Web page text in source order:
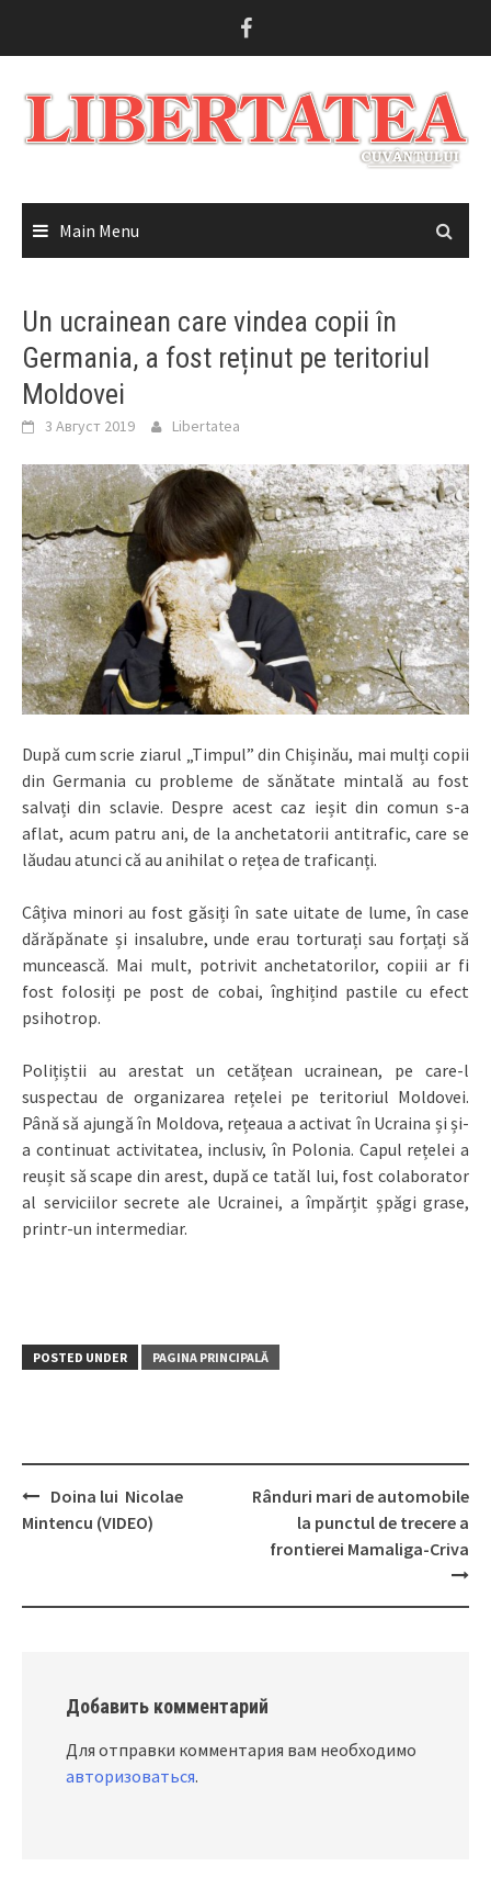
Main Menu
Un ucrainean care vindea copii în
Germania, a fost reținut pe teritoriul
Moldovei
3 Август 2019 Libertatea
După cum scrie ziarul „Timpul” din Chișinău, mai mulți copii
din Germania cu probleme de sănătate mintală au fost
salvați din sclavie. Despre acest caz ieșit din comun s-a
aflat, acum patru ani, de la anchetatorii antitrafic, care se
lăudau atunci că au anihilat o rețea de traficanți.
Câțiva minori au fost găsiți în sate uitate de lume, în case
dărăpănate și insalubre, unde erau torturați sau forțați să
muncească. Mai mult, potrivit anchetatorilor, copiii ar fi
fost folosiți pe post de cobai, înghițind pastile cu efect
psihotrop.
Polițiștii au arestat un cetățean ucrainean, pe care-l
suspectau de organizarea rețelei pe teritoriul Moldovei.
Până să ajungă în Moldova, rețeaua a activat în Ucraina și și-
a continuat activitatea, inclusiv, în Polonia. Capul rețelei a
reușit să scape din arest, după ce tatăl lui, fost colaborator
al serviciilor secrete ale Ucrainei, a împărțit șpăgi grase,
printr-un intermediar.
POSTED UNDER PAGINA PRINCIPALĂ
Post
Doina lui Nicolae
Mintencu (VIDEO)
Rânduri mari de automobile
la punctul de trecere a
frontierei Mamaliga-Criva
Добавить комментарий
Для отправки комментария вам необходимо
авторизоваться.